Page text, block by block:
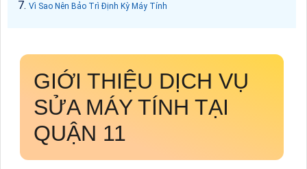
Vì Sao Nên Bảo Trì Định Kỳ Máy Tính
GIỚI THIỆU DỊCH VỤ
SỬA MÁY TÍNH TẠI
QUẬN 11